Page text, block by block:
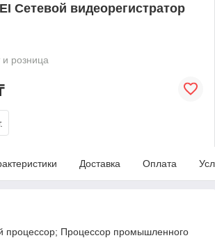
Сетевой видеорегистратор
розница
Доставка Оплата
процессор; Процессор промышленного